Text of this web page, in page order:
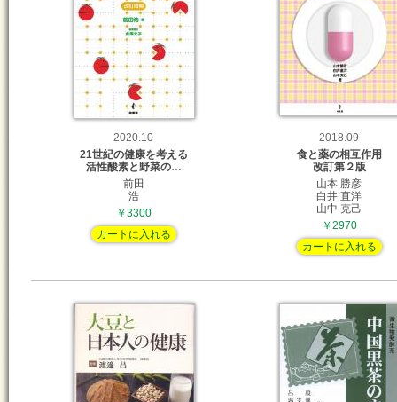
2020.10
21世紀の健康を考える
活性酸素と野菜の…
前田
浩
￥3300
カートに入れる
2018.09
食と薬の相互作用
改訂第２版
山本 勝彦
白井 直洋
山中 克己
￥2970
カートに入れる